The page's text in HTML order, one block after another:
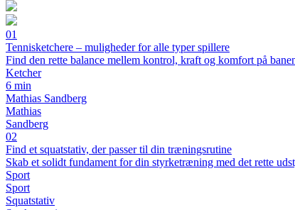
01
Tennisketchere – muligheder for alle typer spillere
Find den rette balance mellem kontrol, kraft og komfort på
Ketcher
6 min
Mathias Sandberg
Mathias
Sandberg
02
Find et squatstativ, der passer til din træningsrutine
Skab et solidt fundament for din styrketræning med det rette
Sport
Sport
Squatstativ